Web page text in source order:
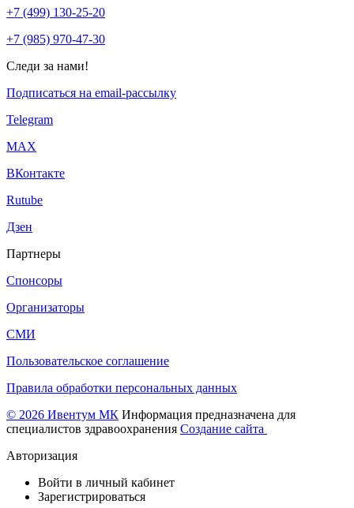
+7 (499) 130-25-20
+7 (985) 970-47-30
Следи за нами!
Подписаться на email-рассылку
Telegram
МАХ
ВКонтакте
Rutube
Дзен
Партнеры
Спонсоры
Организаторы
СМИ
Пользовательское соглашение
Правила обработки персональных данных
© 2026 Ивентум МК Информация предназначена для
специалистов здравоохранения Создание сайта
Авторизация
Войти в личный кабинет
Зарегистрироваться